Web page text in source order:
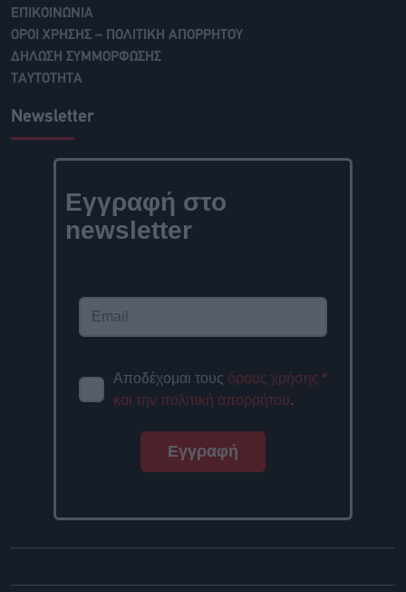
ΕΠΙΚΟΙΝΩΝΙΑ
ΟΡΟΙ ΧΡΗΣΗΣ – ΠΟΛΙΤΙΚΗ ΑΠΟΡΡΗΤΟΥ
ΔΗΛΩΣΗ ΣΥΜΜΟΡΦΩΣΗΣ
ΤΑΥΤΟΤΗΤΑ
Newsletter
Εγγραφή στο
newsletter
Αποδέχομαι τους όρους χρήσης
και την πολιτική απορρήτου.
*
Εγγραφή